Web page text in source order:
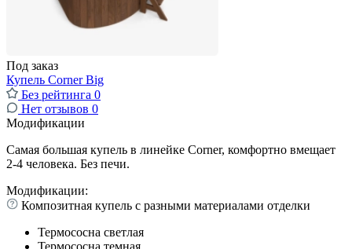
Под заказ
Купель Corner Big
Без рейтинга 0
Нет отзывов 0
Модификации
Самая большая купель в линейке Corner, комфортно вмещает
2-4 человека. Без печи.
Модификации:
Композитная купель с разными материалами отделки
Термососна светлая